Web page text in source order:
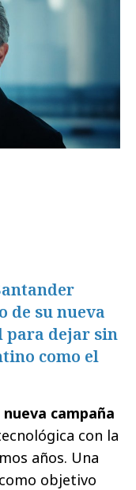
de su nueva
para dejar sin
como el
campaña
con la
años. Una
objetivo